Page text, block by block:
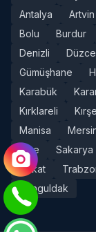
Antalya
Artvin
Bolu
Burdur
Denizli
Düzce
Gümüşhane
Karabük
Kırklareli
Manisa
Rize
Sakarya
Tokat
Zonguldak